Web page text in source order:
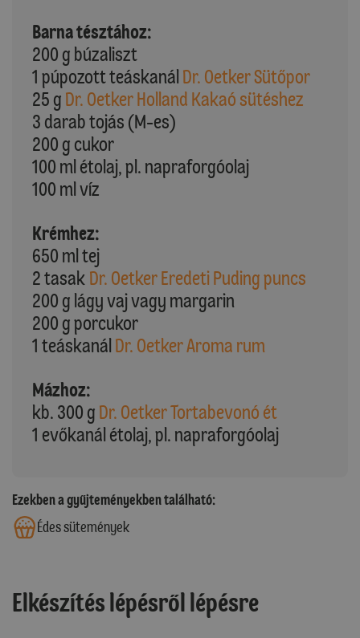
Barna tésztához:
200 g búzaliszt
1 púpozott teáskanálDr. Oetker Sütőpor
25 g Dr. Oetker Holland Kakaó sütéshez
3 darab tojás (M-es)
200 g cukor
100 ml étolaj, pl. napraforgóolaj
100 ml víz
Krémhez:
650 ml tej
2 tasak Dr. Oetker Eredeti Puding puncs
200 g lágy vaj vagy margarin
200 g porcukor
1 teáskanálDr. Oetker Aroma rum
Mázhoz:
kb. 300 g Dr. Oetker Tortabevonó ét
1 evőkanál étolaj, pl. napraforgóolaj
Ezekben a gyűjteményekben található:
Édes sütemények
Elkészítés lépésről lépésre